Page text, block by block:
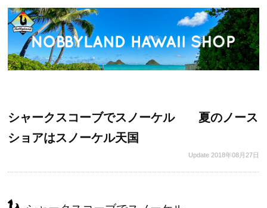
シャークスコーブでスノーケル 夏のノース
ショアはスノーケル天国
Update 2018年08月27日